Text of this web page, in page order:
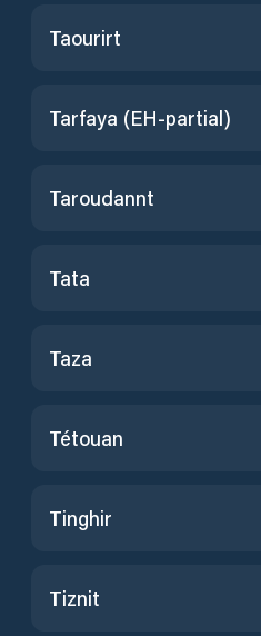
Taourirt
Tarfaya (EH-partial)
Taroudannt
Tata
Taza
Tétouan
Tinghir
Tiznit